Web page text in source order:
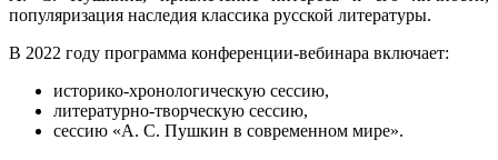
популяризация наследия классика русской литературы.
В 2022 году программа конференции-вебинара включает:
историко-хронологическую сессию,
литературно-творческую сессию,
сессию «А. С. Пушкин в современном мире».